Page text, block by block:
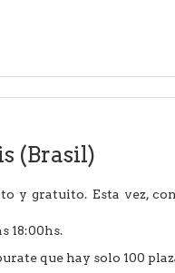
(Brasil)
y gratuito. Esta vez,
18:00hs.
que hay solo 100